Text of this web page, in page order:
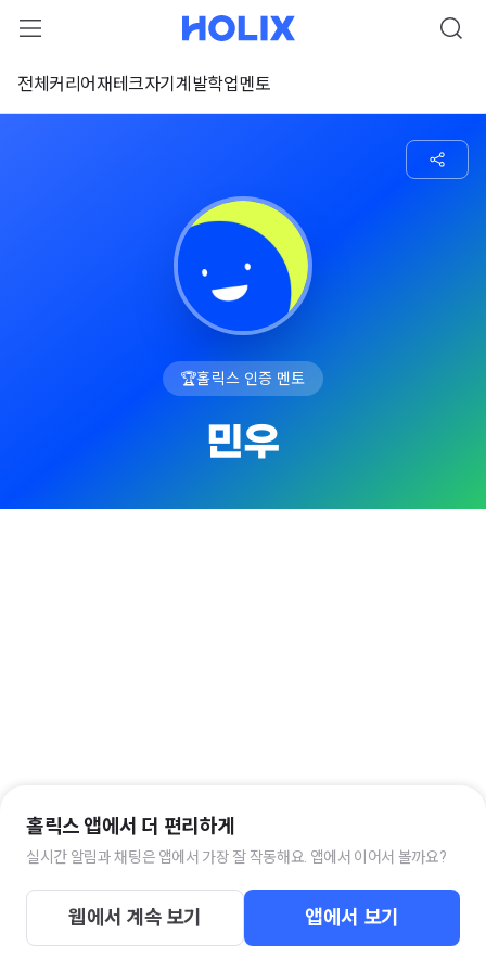
전체 커리어재테크자기계발학업멘토
🏆홀릭스 인증 멘토
민우
홀릭스 앱에서 더 편리하게
실시간 알림과 채팅은 앱에서 가장 잘 작동해요. 앱에서 이어서 볼까요?
웹에서 계속 보기 앱에서 보기